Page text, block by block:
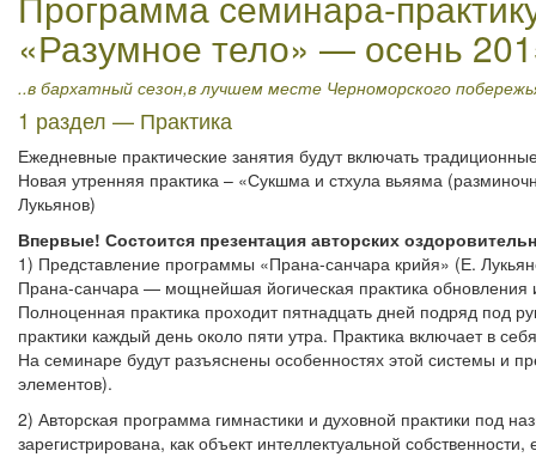
«Разумное тело» — осень
..в бархатный сезон,в лучшем месте Черноморского
1 раздел — Практика
Ежедневные практические занятия будут включать
Новая утренняя практика – «Сукшма и стхула вьяяма
Лукьянов)
Впервые! Состоится презентация авторских
1) Представление программы «Прана-санчара крийя» (Е.
Прана-санчара — мощнейшая йогическая практика
Полноценная практика проходит пятнадцать дней подряд под
практики каждый день около пяти утра. Практика включает в
На семинаре будут разъяснены особенностях этой системы и
элементов).
2) Авторская программа гимнастики и духовной практики под
зарегистрирована, как объект интеллектуальной